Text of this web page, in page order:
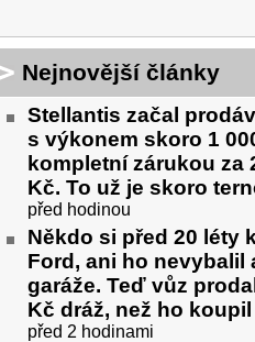
Nejnovější články
Stellantis začal
s výkonem skoro 1
kompletní zárukou za
Kč. To už je skoro
před hodinou
Někdo si před 20 léty
Ford, ani ho nevybalil
garáže. Teď vůz
Kč dráž, než ho koupil
před 2 hodinami